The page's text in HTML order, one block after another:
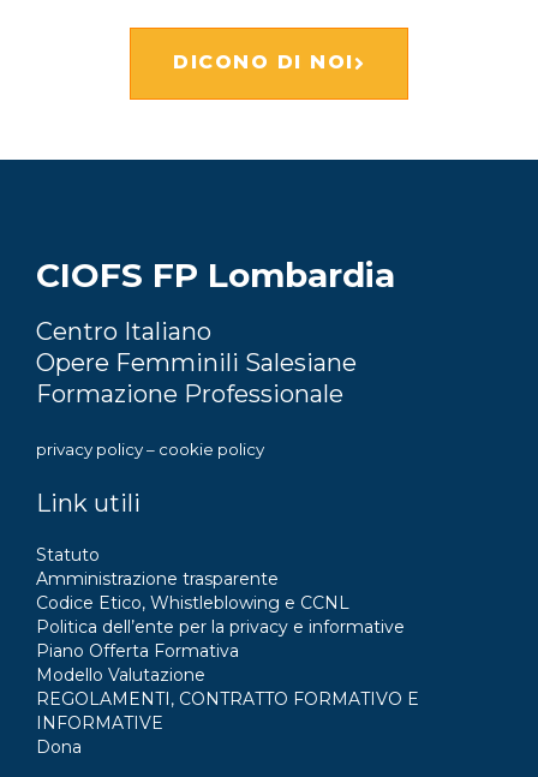
DICONO DI NOI
CIOFS FP Lombardia
Centro Italiano
Opere Femminili Salesiane
Formazione Professionale
privacy policy– cookie policy
Link utili
Statuto
Amministrazione trasparente
Codice Etico, Whistleblowing e CCNL
Politica dell’ente per la privacy e informative
Piano Offerta Formativa
Modello Valutazione
REGOLAMENTI, CONTRATTO FORMATIVO E
INFORMATIVE
Dona